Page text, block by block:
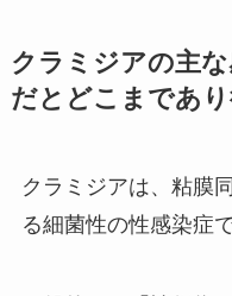
クラミジアの主
だとどこまであり
クラミジアは、粘膜
る細菌性の性感染症で